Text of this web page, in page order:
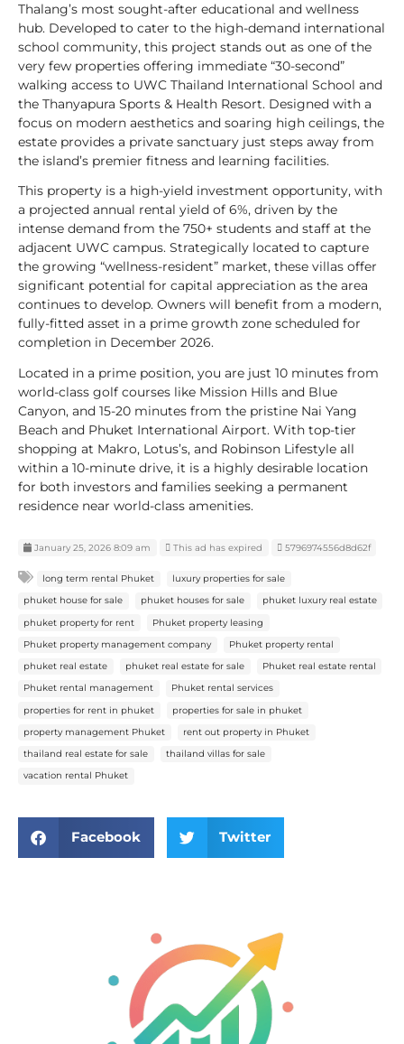
Thalang’s most sought-after educational and wellness
hub. Developed to cater to the high-demand international
school community, this project stands out as one of the
very few properties offering immediate “30-second”
walking access to UWC Thailand International School and
the Thanyapura Sports & Health Resort. Designed with a
focus on modern aesthetics and soaring high ceilings, the
estate provides a private sanctuary just steps away from
the island’s premier fitness and learning facilities.
This property is a high-yield investment opportunity, with
a projected annual rental yield of 6%, driven by the
intense demand from the 750+ students and staff at the
adjacent UWC campus. Strategically located to capture
the growing “wellness-resident” market, these villas offer
significant potential for capital appreciation as the area
continues to develop. Owners will benefit from a modern,
fully-fitted asset in a prime growth zone scheduled for
completion in December 2026.
Located in a prime position, you are just 10 minutes from
world-class golf courses like Mission Hills and Blue
Canyon, and 15-20 minutes from the pristine Nai Yang
Beach and Phuket International Airport. With top-tier
shopping at Makro, Lotus’s, and Robinson Lifestyle all
within a 10-minute drive, it is a highly desirable location
for both investors and families seeking a permanent
residence near world-class amenities.
January 25, 2026 8:09 am This ad has expired 5796974556d8d62f
long term rental Phuket
luxury properties for sale
phuket house for sale
phuket houses for sale
phuket luxury real estate
phuket property for rent
Phuket property leasing
Phuket property management company
Phuket property rental
phuket real estate
phuket real estate for sale
Phuket real estate rental
Phuket rental management
Phuket rental services
properties for rent in phuket
properties for sale in phuket
property management Phuket
rent out property in Phuket
thailand real estate for sale
thailand villas for sale
vacation rental Phuket
Facebook Twitter